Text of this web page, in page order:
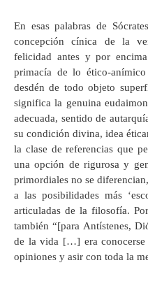
En esas palabras de
concepción cínica de la
felicidad antes y por
primacía de lo ético-
desdén de todo objeto
significa la genuina
adecuada, sentido de
su condición divina, idea
la clase de referencias que
una opción de rigurosa y
primordiales no se
a las posibilidades más
articuladas de la filosofía.
también “[para Antístenes,
de la vida […] era conocerse
opiniones y asir con toda la